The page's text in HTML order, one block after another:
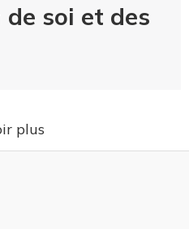
soi et des
plus